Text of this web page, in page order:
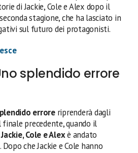
di Jackie, Cole e Alex dopo il
stagione, che ha lasciato in
sul futuro dei protagonisti.
splendido errore
erroreriprenderà dagli
precedente, quando il
Cole e Alexè andato
che Jackie e Cole hanno